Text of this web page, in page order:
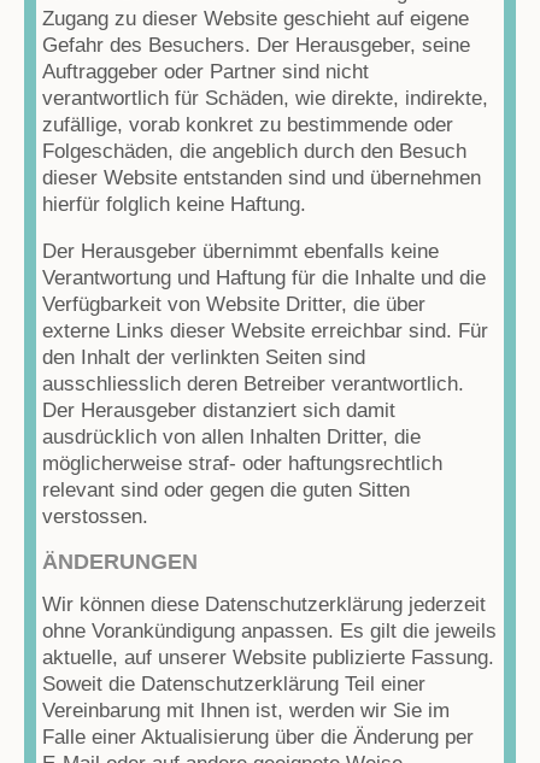
Zugang zu dieser Website geschieht auf eigene
Gefahr des Besuchers. Der Herausgeber, seine
Auftraggeber oder Partner sind nicht
verantwortlich für Schäden, wie direkte, indirekte,
zufällige, vorab konkret zu bestimmende oder
Folgeschäden, die angeblich durch den Besuch
dieser Website entstanden sind und übernehmen
hierfür folglich keine Haftung.
Der Herausgeber übernimmt ebenfalls keine
Verantwortung und Haftung für die Inhalte und die
Verfügbarkeit von Website Dritter, die über
externe Links dieser Website erreichbar sind. Für
den Inhalt der verlinkten Seiten sind
ausschliesslich deren Betreiber verantwortlich.
Der Herausgeber distanziert sich damit
ausdrücklich von allen Inhalten Dritter, die
möglicherweise straf- oder haftungsrechtlich
relevant sind oder gegen die guten Sitten
verstossen.
ÄNDERUNGEN
Wir können diese Datenschutzerklärung jederzeit
ohne Vorankündigung anpassen. Es gilt die jeweils
aktuelle, auf unserer Website publizierte Fassung.
Soweit die Datenschutzerklärung Teil einer
Vereinbarung mit Ihnen ist, werden wir Sie im
Falle einer Aktualisierung über die Änderung per